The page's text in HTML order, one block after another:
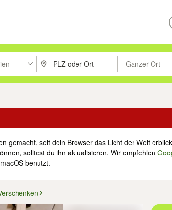
oder Vorschläge mit den Pfeiltasten nach oben/
PLZ oder Ort eingeben. Eingabetaste
Ganzer Ort
Suche im
gemacht, seit dein Browser das Licht der Welt
solltest du ihn aktualisieren. Wir empfehlen
benutzt.